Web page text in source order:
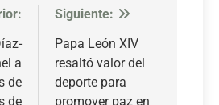
a
de
de
Siguiente:
Papa León XIV
resaltó valor del
deporte para
promover paz en